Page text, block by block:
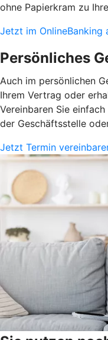
ohne Papierkram zu
Jetzt im OnlineBanking
Persönliches
Auch im persönlichen
Ihrem Vertrag oder
Vereinbaren Sie
der Geschäftsstelle
Jetzt Termin